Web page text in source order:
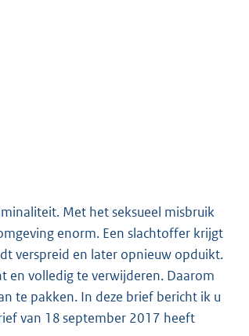
Met het seksueel misbruik
enorm. Een slachtoffer krijgt
verspreid en later opnieuw opduikt.
en volledig te verwijderen. Daarom
te pakken. In deze brief bericht ik u
van 18 september 2017 heeft